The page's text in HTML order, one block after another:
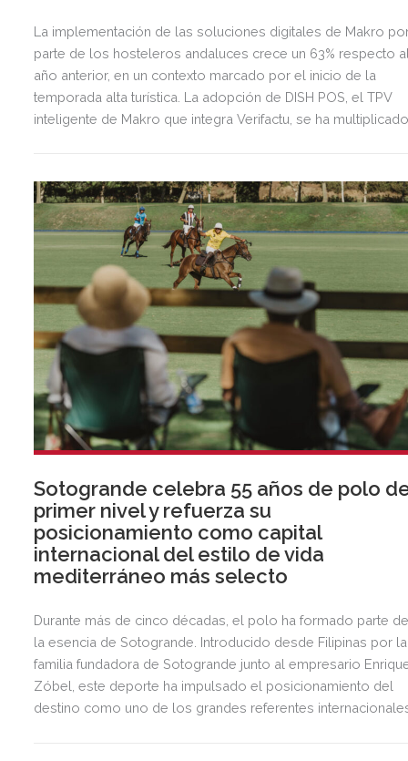
La implementación de las soluciones digitales de Makro
parte de los hosteleros andaluces crece un 63% respecto
año anterior, en un contexto marcado por el inicio de la
temporada alta turística. La adopción de DISH POS, el TPV
inteligente de Makro que integra Verifactu, se ha
Sotogrande celebra 55 años de polo
primer nivel y refuerza su
posicionamiento como capital
internacional del estilo de vida
mediterráneo más selecto
Durante más de cinco décadas, el polo ha formado parte
la esencia de Sotogrande. Introducido desde Filipinas por la
familia fundadora de Sotogrande junto al empresario
Zóbel, este deporte ha impulsado el posicionamiento del
destino como uno de los grandes referentes